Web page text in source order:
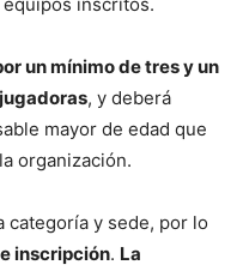
un mínimo de tres y un
, y deberá
mayor de edad que
organización.
categoría y sede, por lo
inscripción. La